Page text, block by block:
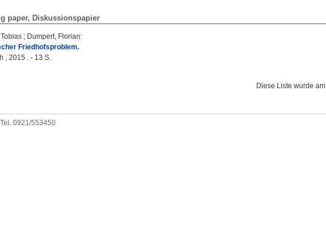
paper, Diskussionspapier
; Dumpert, Florian:
Friedhofsproblem.
, 2015 . - 13 S.
Diese Liste wurde am
0921/553450